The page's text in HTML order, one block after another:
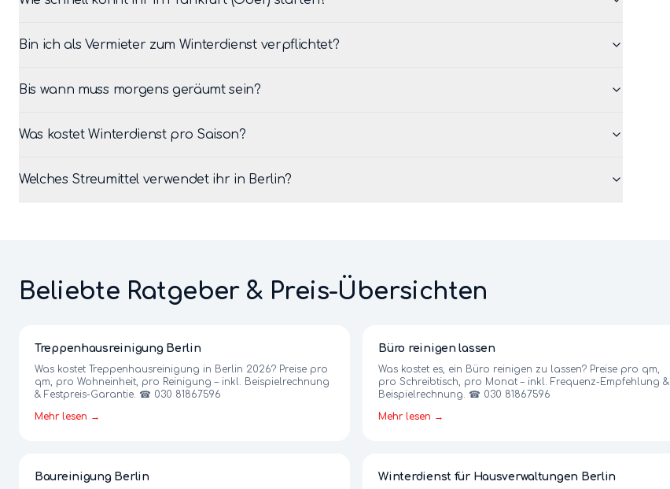
Bin ich als Vermieter zum Winterdienst verpflichtet?
Bis wann muss morgens geräumt sein?
Was kostet Winterdienst pro Saison?
Welches Streumittel verwendet ihr in Berlin?
Beliebte Ratgeber & Preis-Übersichten
Treppenhausreinigung Berlin
Was kostet Treppenhausreinigung in Berlin 2026? Preise pro
qm, pro Wohneinheit, pro Reinigung – inkl. Beispielrechnung
& Festpreis-Garantie. ☎ 030 81867596
Mehr lesen →
Büro reinigen lassen
Was kostet es, ein Büro reinigen zu lassen? Preise pro qm,
pro Schreibtisch, pro Monat – inkl. Frequenz-Empfehlung &
Beispielrechnung. ☎ 030 81867596
Mehr lesen →
Baureinigung Berlin Winterdienst für Hausverwaltungen Berlin